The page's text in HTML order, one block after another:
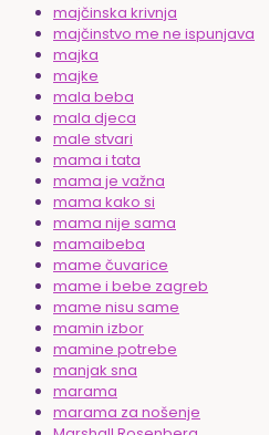
majčinska krivnja
majčinstvo me ne ispunjava
majka
majke
mala beba
mala djeca
male stvari
mama i tata
mama je važna
mama kako si
mama nije sama
mamaibeba
mame čuvarice
mame i bebe zagreb
mame nisu same
mamin izbor
mamine potrebe
manjak sna
marama
marama za nošenje